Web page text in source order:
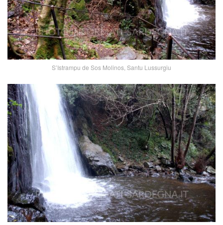
S’Istrampu de Sos Molinos, Santu Lussurgiu